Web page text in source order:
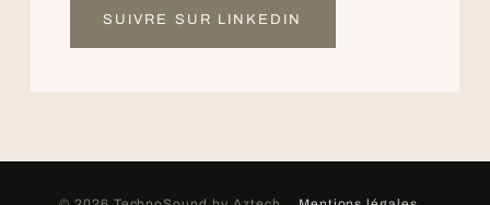
SUIVRE SUR LINKEDIN